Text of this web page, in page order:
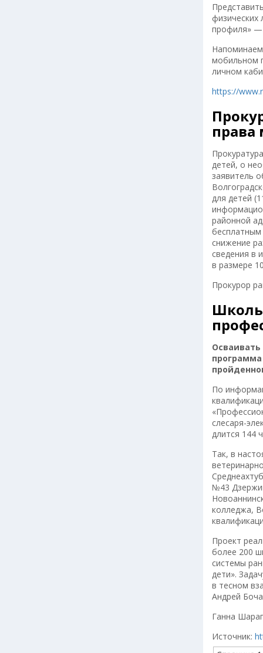
профиля» —
мобильном
личном
https://
права
детей, о
заявитель
для детей
районной
снижение
сведения в
в размере
Прокурор
По
слесаря-
длится 144
Так, в
№43
колледжа,
Проект
более 200
системы
дети».
в тесном
Андрей
Ганна
Источник: